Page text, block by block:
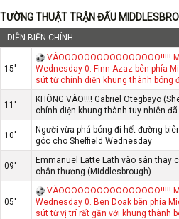
TƯỜNG THUẬT TRẬN ĐẤU
DIỄN BIẾN CHÍNH
15'
VÀOOOOOOOOOOOOOOOO!!!!!
Wednesday 0. Finn Azaz bên phía
sút từ chính diện khung thành bóng
11'
KHÔNG VÀO!!!! Gabriel Otegbayo
chính diện khung thành tuy nhiên đã
10'
Người vừa phá bóng đi hết đường
góc cho Sheffield Wednesday
09'
Emmanuel Latte Lath vào sân thay
chân thương (Middlesbrough)
05'
VÀOOOOOOOOOOOOOOOO!!!!!
Wednesday 0. Ben Doak bên phía
sút từ vị trí rất gần với khung thành